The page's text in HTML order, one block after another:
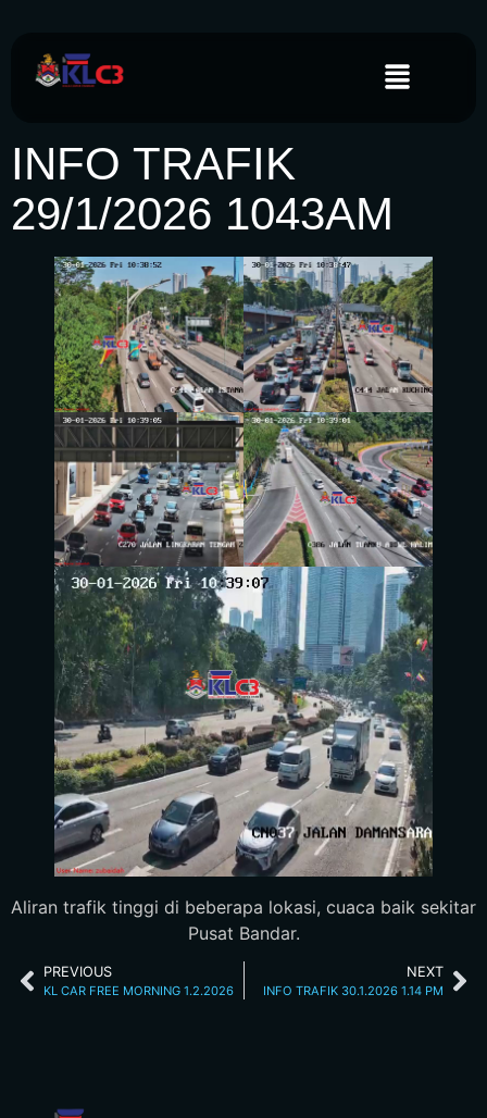
INFO TRAFIK
29/1/2026 1043AM
Aliran trafik tinggi di beberapa lokasi, cuaca baik sekitar
Pusat Bandar.
PREVIOUS
KL CAR FREE MORNING 1.2.2026
NEXT
INFO TRAFIK 30.1.2026 1.14 PM